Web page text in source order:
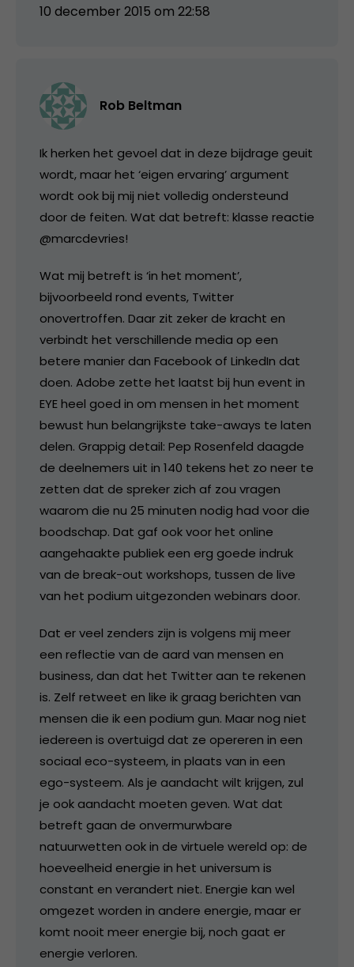
10 december 2015 om 22:58
Rob Beltman
Ik herken het gevoel dat in deze bijdrage geuit
wordt, maar het ‘eigen ervaring’ argument
wordt ook bij mij niet volledig ondersteund
door de feiten. Wat dat betreft: klasse reactie
@marcdevries!
Wat mij betreft is ‘in het moment’,
bijvoorbeeld rond events, Twitter
onovertroffen. Daar zit zeker de kracht en
verbindt het verschillende media op een
betere manier dan Facebook of LinkedIn dat
doen. Adobe zette het laatst bij hun event in
EYE heel goed in om mensen in het moment
bewust hun belangrijkste take-aways te laten
delen. Grappig detail: Pep Rosenfeld daagde
de deelnemers uit in 140 tekens het zo neer te
zetten dat de spreker zich af zou vragen
waarom die nu 25 minuten nodig had voor die
boodschap. Dat gaf ook voor het online
aangehaakte publiek een erg goede indruk
van de break-out workshops, tussen de live
van het podium uitgezonden webinars door.
Dat er veel zenders zijn is volgens mij meer
een reflectie van de aard van mensen en
business, dan dat het Twitter aan te rekenen
is. Zelf retweet en like ik graag berichten van
mensen die ik een podium gun. Maar nog niet
iedereen is overtuigd dat ze opereren in een
sociaal eco-systeem, in plaats van in een
ego-systeem. Als je aandacht wilt krijgen, zul
je ook aandacht moeten geven. Wat dat
betreft gaan de onvermurwbare
natuurwetten ook in de virtuele wereld op: de
hoeveelheid energie in het universum is
constant en verandert niet. Energie kan wel
omgezet worden in andere energie, maar er
komt nooit meer energie bij, noch gaat er
energie verloren.